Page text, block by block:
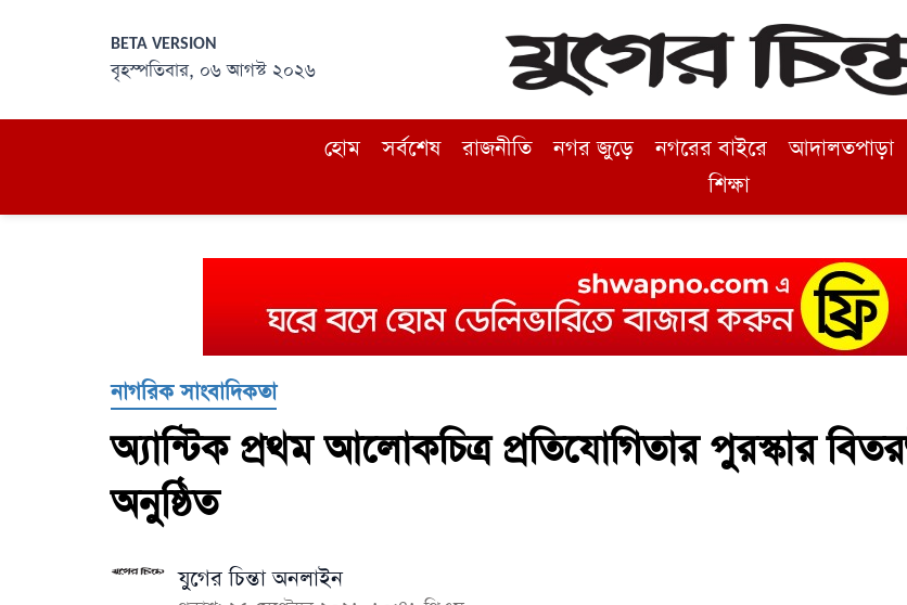
BETA VERSION
বৃহস্পতিবার, ০৬ আগস্ট ২০২৬
হোম সর্বশেষ রাজনীতি নগর জুড়ে নগরের বাইরে আদালতপাড়া
শিক্ষা
নাগরিক সাংবাদিকতা
অ্যান্টিক প্রথম আলোকচিত্র প্রতিযোগিতার পুরস্কার
অনুষ্ঠিত
যুগের চিন্তা অনলাইন